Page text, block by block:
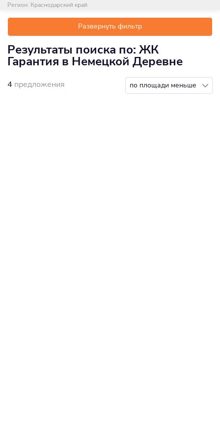
Регион: Краснодарский край
Развернуть фильтр
Результаты поиска по: ЖК
Гарантия в Немецкой Деревне
4 предложения по площади меньше